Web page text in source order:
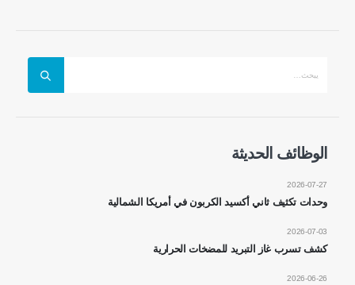
الوظائف الحديثة
وحدات تكثيف ثاني أكسيد الكربون في أمريكا الشمالية
2026-07-27
كشف تسرب غاز التبريد للمضخات الحرارية
2026-07-03
2026-06-26
عنوان : No.299 Jinsuo Road ، منطقة التكنولوجيا الفائقة الوطنية ، Zhengzhou